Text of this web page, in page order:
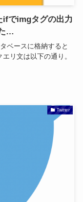
ifでimgタグの出力
…
ベースに格納すると
リ文は以下の通り。
Twitter